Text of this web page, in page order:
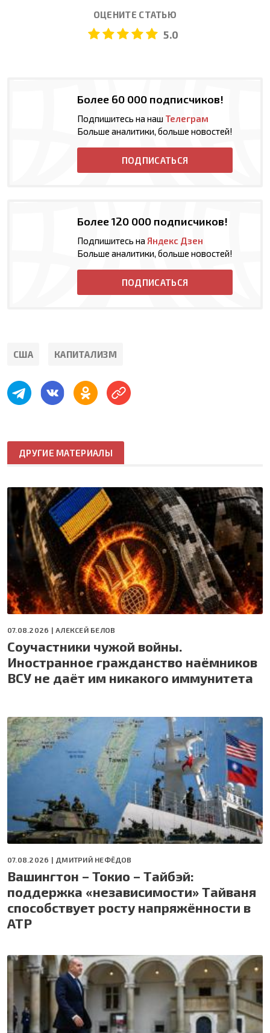
ОЦЕНИТЕ СТАТЬЮ
5.0
Более 60 000 подписчиков!
Подпишитесь на наш Телеграм
Больше аналитики, больше новостей!
ПОДПИСАТЬСЯ
Более 120 000 подписчиков!
Подпишитесь на Яндекс Дзен
Больше аналитики, больше новостей!
ПОДПИСАТЬСЯ
США КАПИТАЛИЗМ
ДРУГИЕ МАТЕРИАЛЫ
07.08.2026 |АЛЕКСЕЙ БЕЛОВ
Соучастники чужой войны.
Иностранное гражданство наёмников
ВСУ не даёт им никакого иммунитета
07.08.2026 | ДМИТРИЙ НЕФЁДОВ
Вашингтон – Токио – Тайбэй:
поддержка «независимости» Тайваня
способствует росту напряжённости в
АТР